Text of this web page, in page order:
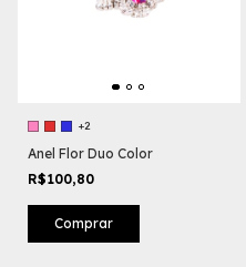
+2
Anel Flor Duo Color
R$100,80
Comprar